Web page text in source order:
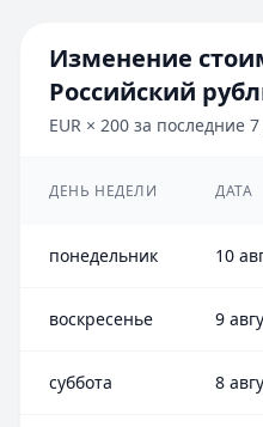
Изменение
Российский
EUR × 200 за последние
ДЕНЬ НЕДЕЛИ ДАТА
понедельник 10
воскресенье 9
суббота 8